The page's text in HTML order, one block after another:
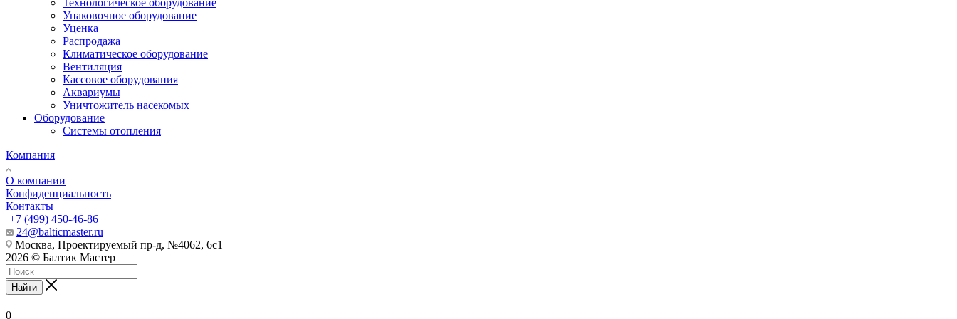
Упаковочное оборудование
Уценка
Распродажа
Климатическое оборудование
Вентиляция
Кассовое оборудования
Аквариумы
Уничтожитель насекомых
Оборудование
Системы отопления
Компания
О компании
Конфиденциальность
Контакты
+7 (499) 450-46-86
24@balticmaster.ru
Москва, Проектируемый пр-д, №4062, 6с1
2026 © Балтик Мастер
Найти
0